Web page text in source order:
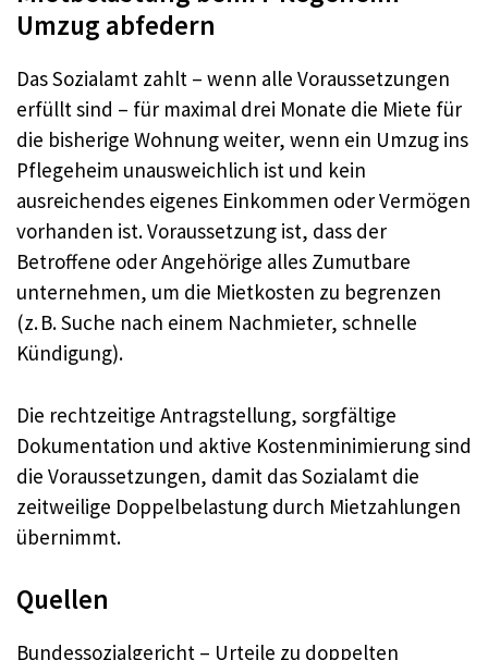
Umzug abfedern
Das Sozialamt zahlt – wenn alle Voraussetzungen
erfüllt sind – für maximal drei Monate die Miete für
die bisherige Wohnung weiter, wenn ein Umzug ins
Pflegeheim unausweichlich ist und kein
ausreichendes eigenes Einkommen oder Vermögen
vorhanden ist. Voraussetzung ist, dass der
Betroffene oder Angehörige alles Zumutbare
unternehmen, um die Mietkosten zu begrenzen
(z. B. Suche nach einem Nachmieter, schnelle
Kündigung).
Die rechtzeitige Antragstellung, sorgfältige
Dokumentation und aktive Kostenminimierung sind
die Voraussetzungen, damit das Sozialamt die
zeitweilige Doppelbelastung durch Mietzahlungen
übernimmt.
Quellen
Bundessozialgericht – Urteile zu doppelten